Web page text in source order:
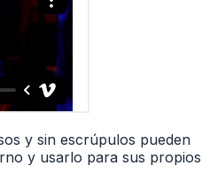
y sin escrúpulos pueden
y usarlo para sus propios